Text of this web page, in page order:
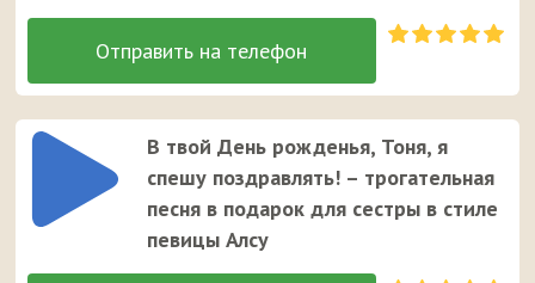
В твой День рожденья, Тоня, я
спешу поздравлять! – трогательная
песня в подарок для сестры в стиле
певицы Алсу